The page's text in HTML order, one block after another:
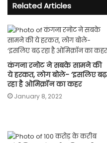
Related Articles
कंगना रनोट ने सबके सामने की
ये हरकत, लोग बोले- ‘इसलिए बढ़
रहा है ओमिक्रॉन का कहर
January 8, 2022